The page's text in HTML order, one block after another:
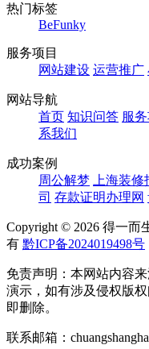
热门标签
BeFunky
服务项目
网站建设 运营推广
网站导航
首页 知识问答 服
系我们
成功案例
周公解梦
上海装修
司 存款证明办理网
Copyright © 2026 得一而
有 黔ICP备2024019498号
免责声明：本网站内容
演示，如有涉及侵权版
即删除。
联系邮箱：